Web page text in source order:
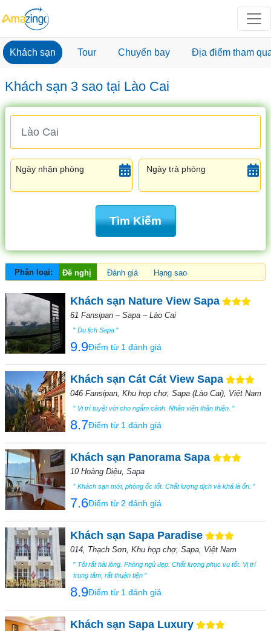
Khách sạn Tour Chuyến bay Địa điểm tham
Khách sạn 3 sao tại Lào Cai
Ngày nhận phòng Ngày trả phòng
Tìm Kiếm
Phân loại: Đề nghị Đánh giá Hạng sao
Khách sạn Nature View Sapa
61 Fansipan – Sapa – Lào Cai
" Du lịch Sapa "
9.9Điểm từ 1 đánh giá
Khách sạn Cát Cát View Sapa
046 Fansipan, Khu họp chợ, Sapa (Lào Cai), Việt Nam
" Vị trí tuyệt vời cho ngắm cảnh. Nhân viên thân thiện. "
8.7Điểm từ 1 đánh giá
Khách sạn Panorama Sapa
10 Hoàng Diệu, Sapa
" Khách sạn mới, phòng ốc tốt. Chất lượng dịch và khá là ổn. "
7.6Điểm từ 2 đánh giá
Khách sạn Sapa Paradise
014, Thạch Sơn, Khu họp chợ, Sapa, Việt Nam
" Tôi rất hài lòng. Phòng ngủ đẹp. Chất lượng phục vụ tốt. Vị trí
trung tâm, rất thuận tiện "
8.9Điểm từ 1 đánh giá
Khách sạn Sapa Luxury